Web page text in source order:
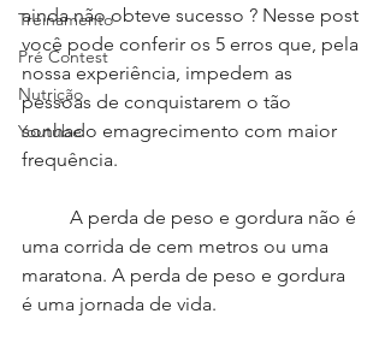
Treinamento
Pré Contest
Nutrição
Youtube
ainda não obteve sucesso ? Nesse post
você pode conferir os 5 erros que, pela
nossa experiência, impedem as
pessoas de conquistarem o tão
sonhado emagrecimento com maior
frequência.
uma corrida de cem metros ou uma
maratona. A perda de peso e gordura
é uma jornada de vida.